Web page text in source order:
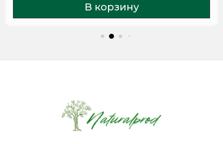
составляла
€28.59.
€27.16.
В корзину